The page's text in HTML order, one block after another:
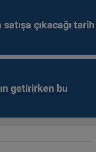
çıkacağı tarih
getirirken bu